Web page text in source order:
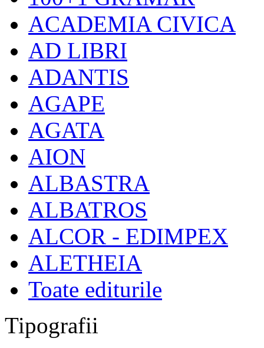
ACADEMIA CIVICA
AD LIBRI
ADANTIS
AGAPE
AGATA
AION
ALBASTRA
ALBATROS
ALCOR - EDIMPEX
ALETHEIA
Toate editurile
Tipografii